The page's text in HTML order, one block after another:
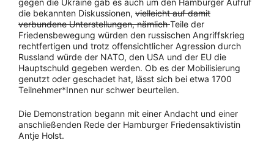
die bekannten Diskussionen, vielleicht auf damit
verbundene Unterstellungen, nämlichTeile der
Friedensbewegung würden den russischen Angriffskrieg
rechtfertigen und trotz offensichtlicher Agression durch
Russland würde der NATO, den USA und der EU die
Hauptschuld gegeben werden. Ob es der Mobilisierung
genutzt oder geschadet hat, lässt sich bei etwa 1700
Teilnehmer*Innen nur schwer beurteilen.
Die Demonstration begann mit einer Andacht und einer
anschließenden Rede der Hamburger Friedensaktivistin
Antje Holst.